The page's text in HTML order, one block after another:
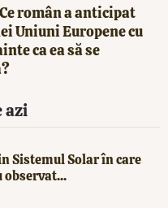
român a anticipat
Uniuni Europene cu
ca ea să se
azi
Sistemul Solar în care